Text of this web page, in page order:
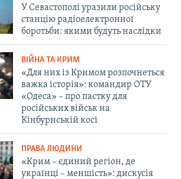
У Севастополі уразили російську
станцію радіоелектронної
боротьби: якими будуть наслідки
ВІЙНА ТА КРИМ
«Для них із Кримом розпочнеться
важка історія»: командир ОТУ
«Одеса» – про пастку для
російських військ на
Кінбурнській косі
ПРАВА ЛЮДИНИ
«Крим – єдиний регіон, де
українці – меншість»: дискусія